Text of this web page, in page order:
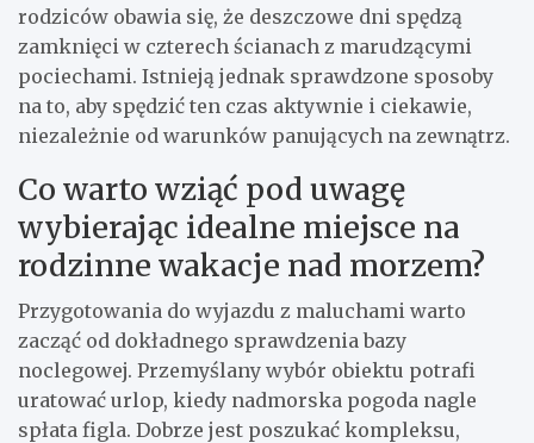
rodziców obawia się, że deszczowe dni spędzą
zamknięci w czterech ścianach z marudzącymi
pociechami. Istnieją jednak sprawdzone sposoby
na to, aby spędzić ten czas aktywnie i ciekawie,
niezależnie od warunków panujących na zewnątrz.
Co warto wziąć pod uwagę
wybierając idealne miejsce na
rodzinne wakacje nad morzem?
Przygotowania do wyjazdu z maluchami warto
zacząć od dokładnego sprawdzenia bazy
noclegowej. Przemyślany wybór obiektu potrafi
uratować urlop, kiedy nadmorska pogoda nagle
spłata figla. Dobrze jest poszukać kompleksu,